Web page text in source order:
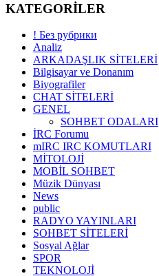
KATEGORİLER
! Без рубрики
Analiz
ARKADAŞLIK SİTELERİ
Bilgisayar ve Donanım
Biyografiler
CHAT SİTELERİ
GENEL
SOHBET ODALARI
İRC Forumu
mIRC IRC KOMUTLARI
MİTOLOJİ
MOBİL SOHBET
Müzik Dünyası
News
public
RADYO YAYINLARI
SOHBET SİTELERİ
Sosyal Ağlar
SPOR
TEKNOLOJİ